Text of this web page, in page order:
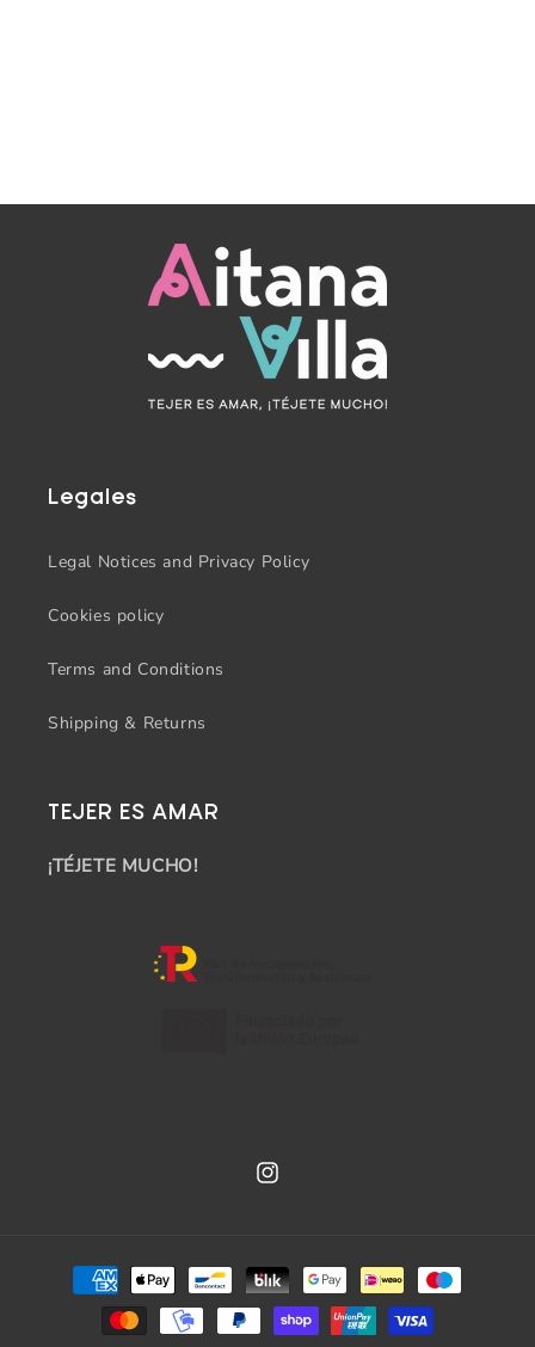
Legales
Legal Notices and Privacy Policy
Cookies policy
Terms and Conditions
Shipping & Returns
TEJER ES AMAR
¡TÉJETE MUCHO!
Instagram
Payment
methods